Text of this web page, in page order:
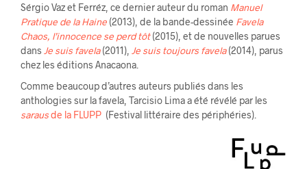
Sérgio Vaz et Ferréz, ce dernier auteur du roman Manuel
Pratique de la Haine (2013), de la bande-dessinée Favela
Chaos, l’innocence se perd tôt(2015), et de nouvelles parues
dans Je suis favela (2011), Je suis toujours favela (2014), parus
chez les éditions Anacaona.
Comme beaucoup d’autres auteurs publiés dans les
anthologies sur la favela, Tarcisio Lima a été révélé par les
sarausde la FLUPP (Festival littéraire des périphéries).